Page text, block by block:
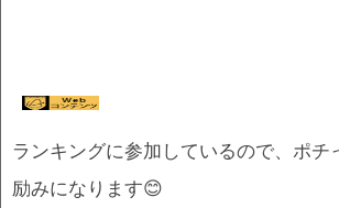
ランキングに参加しているので、ポチ
励みになります😊